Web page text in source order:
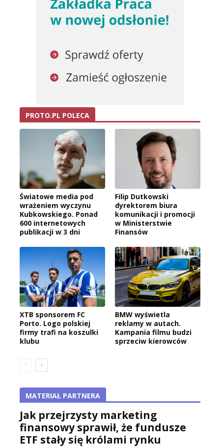
PROTO.PL POLECA
Światowe media pod
wrażeniem wyczynu
Kubkowskiego. Ponad
600 internetowych
publikacji w 3 dni
Filip Dutkowski
dyrektorem biura
komunikacji i promocji
w Ministerstwie
Finansów
XTB sponsorem FC
Porto. Logo polskiej
firmy trafi na koszulki
klubu
BMW wyświetla
reklamy w autach.
Kampania filmu budzi
sprzeciw kierowców
MATERIAŁ PARTNERA
Jak przejrzysty marketing
finansowy sprawił, że fundusze
ETF stały się królami rynku